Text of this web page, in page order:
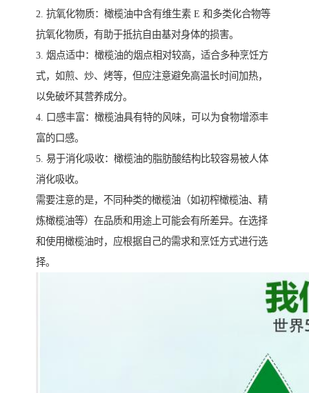
2. 抗氧化物质：橄榄油中含有维生素 E 和多类化合物等
抗氧化物质，有助于抵抗自由基对身体的损害。
3. 烟点适中：橄榄油的烟点相对较高，适合多种烹饪方
式，如煎、炒、烤等，但应注意避免高温长时间加热，
以免破坏其营养成分。
4. 口感丰富：橄榄油具有特的风味，可以为食物增添丰
富的口感。
5. 易于消化吸收：橄榄油的脂肪酸结构比较容易被人体
消化吸收。
需要注意的是，不同种类的橄榄油（如初榨橄榄油、精
炼橄榄油等）在品质和用途上可能会有所差异。在选择
和使用橄榄油时，应根据自己的需求和烹饪方式进行选
择。